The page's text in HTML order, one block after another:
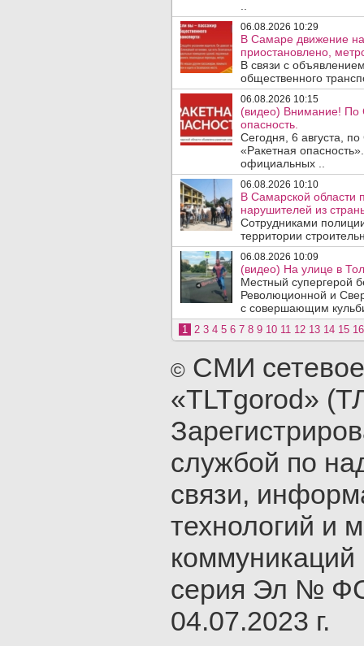
06.08.2026 10:29
В Самаре движение
приостановлено,
В связи с
общественного
06.08.2026 10:15
(видео) Внимание! По
опасность.
Сегодня, 6 августа,
«Ракетная
официальных ..
06.08.2026 10:10
В Самарской области
нарушителей из
Сотрудниками
территории
06.08.2026 10:09
(видео) На улице в
Местный супергерой
Революционной и
с совершающим
1 2 3 4 5 6 7 8 9 10 11 12 13 14 15 16
© СМИ
«TLTgorod»
службой по
связи,
технологий и
серия Эл №
04.07.2023 г.